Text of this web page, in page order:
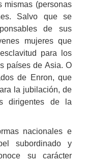
mismas (personas
Salvo que se
de sus
mujeres que
para los
países de Asia. O
de Enron, que
la jubilación, de
dirigentes de la
nacionales e
subordinado y
su carácter